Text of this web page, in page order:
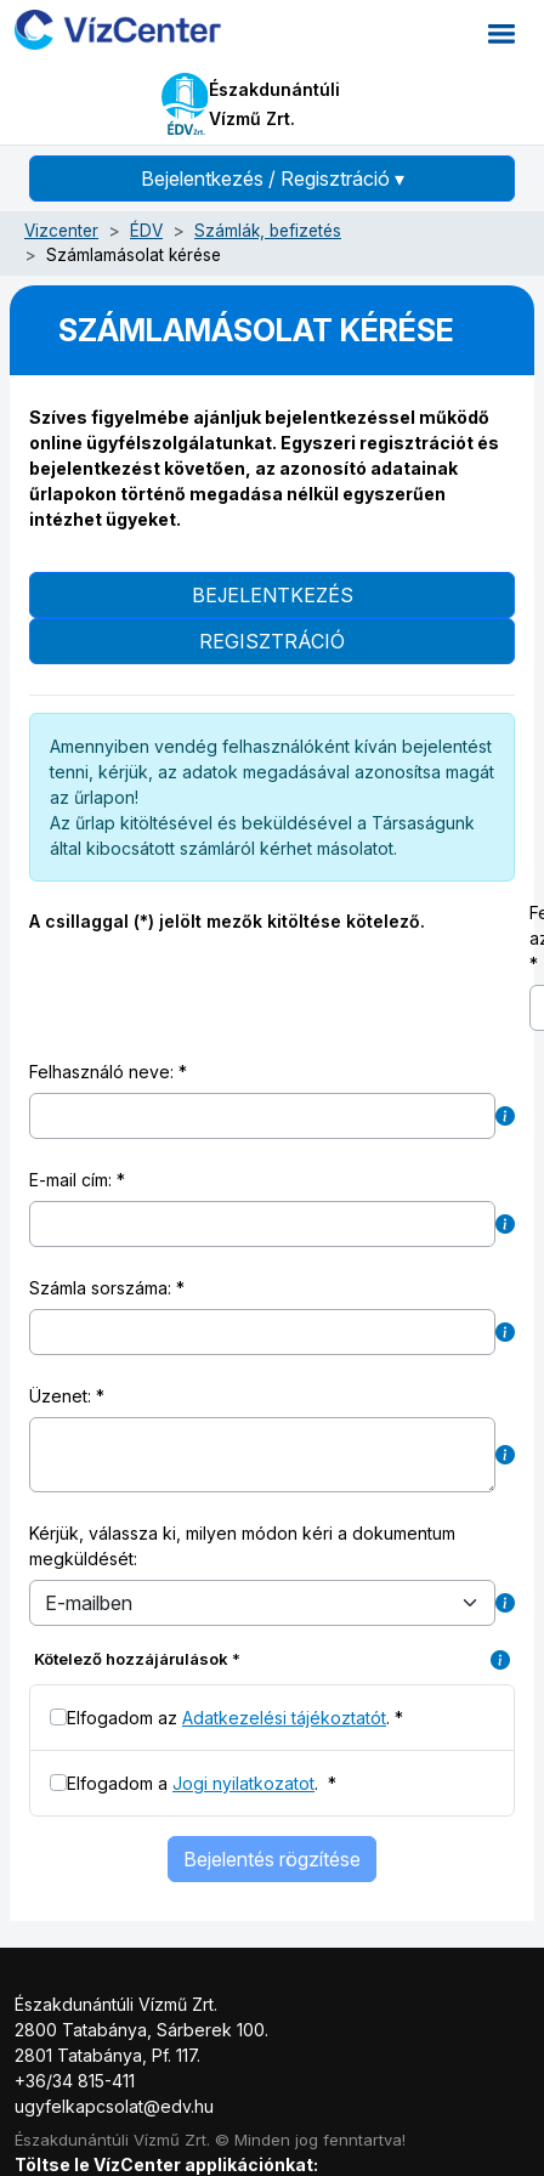
Északdunántúli
Vízmű Zrt.
Bejelentkezés / Regisztráció ▾
Vizcenter ÉDV
Számlák, befizetés
Számlamásolat kérése
SZÁMLAMÁSOLAT KÉRÉSE
Szíves figyelmébe ajánljuk bejelentkezéssel működő
online ügyfélszolgálatunkat. Egyszeri regisztrációt és
bejelentkezést követően, az azonosító adatainak
űrlapokon történő megadása nélkül egyszerűen
intézhet ügyeket.
BEJELENTKEZÉS
REGISZTRÁCIÓ
Amennyiben vendég felhasználóként kíván bejelentést
tenni, kérjük, az adatok megadásával azonosítsa magát
az űrlapon!
Az űrlap kitöltésével és beküldésével a Társaságunk
által kibocsátott számláról kérhet másolatot.
A csillaggal (*) jelölt mezők kitöltése kötelező.
Felhasználó neve:
E-mail cím:
Számla sorszáma:
Üzenet:
Kérjük, válassza ki, milyen módon kéri a dokumentum
megküldését:
Kötelező hozzájárulások *
Elfogadom az Adatkezelési tájékoztatót. *
Elfogadom a Jogi nyilatkozatot. *
Bejelentés rögzítése
Északdunántúli Vízmű Zrt.
2800 Tatabánya, Sárberek 100.
2801 Tatabánya, Pf. 117.
+36/34 815-411
ugyfelkapcsolat@edv.hu
Északdunántúli Vízmű Zrt. © Minden jog fenntartva!
Töltse le VízCenter applikációnkat: